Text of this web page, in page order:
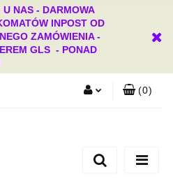
NAS - DARMOWA
INPOST OD
ZAMÓWIENIA -
GLS - PONAD
Dodaj zgłoszenie
(0)